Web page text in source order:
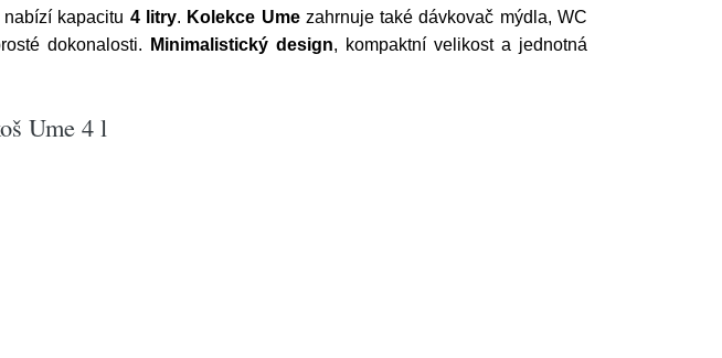
nabízí kapacitu 4 litry. Kolekce Umezahrnuje také dávkovač mýdla, WC
dokonalosti.
Minimalistický design, kompaktní velikost a jednotná
Ume 4 l